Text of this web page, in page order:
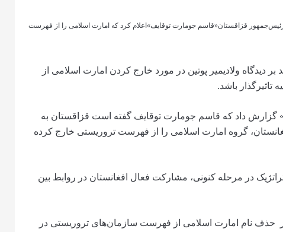
قزاقستان«قاسم جومارت توقایف»اعلام کرد که امارت اسلامی را از فهرست
دیدگاه ولادیمیر پوتین در مورد خارج کردن امارت اسلامی از
باشد.
گزارش داد که قاسم جومارت توقایف گفته است قزاقستان به
گروه امارت اسلامی را از فهرست تروریستی خارج کرده
در مرحله کنونی، مشارکت فعال افغانستان در روابط بین
حذف نام امارت اسلامی از فهرست سازمان‌های تروریستی در